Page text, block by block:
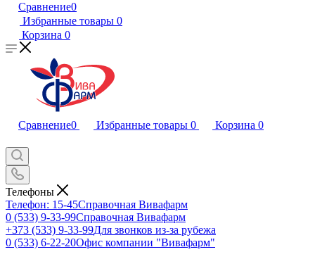
Сравнение0
Избранные товары 0
Корзина 0
Сравнение0 Избранные товары 0 Корзина 0
Телефоны
Телефон: 15-45Справочная Вивафарм
0 (533) 9-33-99Справочная Вивафарм
+373 (533) 9-33-99Для звонков из-за рубежа
0 (533) 6-22-20Офис компании "Вивафарм"